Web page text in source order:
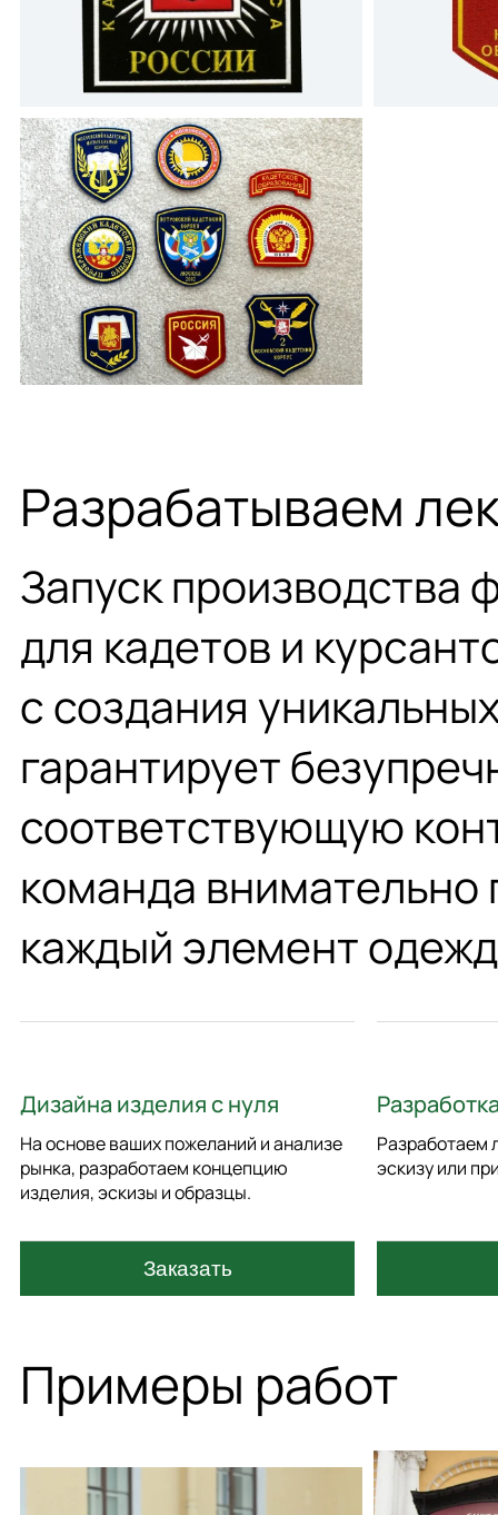
Разрабатываем
Запуск
для кадетов и
с создания
гарантирует
соответствующую
команда внимательно
каждый элемент
Дизайна изделия с нуля
На основе ваших пожеланий и анализе
рынка, разработаем концепцию
изделия, эскизы и образцы.
Заказать
Разработаем
эскизу или
Примеры работ